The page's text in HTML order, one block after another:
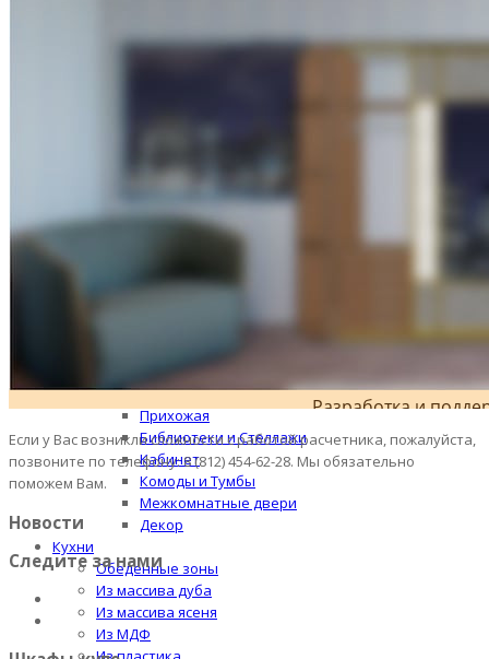
Прихожие
AVIGNON
YVOIRE
VENICE
Классический шкаф-купе
Детская
Гостиная
Прихожая
Библиотеки и Стеллажи
Кабинет
Комоды и Тумбы
Межкомнатные двери
Декор
Кухни
Обеденные зоны
Из массива дуба
Из массива ясеня
Из МДФ
Если у Вас возникли сложности с работой расчетника, пожалуйста,
позвоните по телефону: 8 (812) 454-62-28. Мы обязательно
поможем Вам.
Новости
Следите за нами